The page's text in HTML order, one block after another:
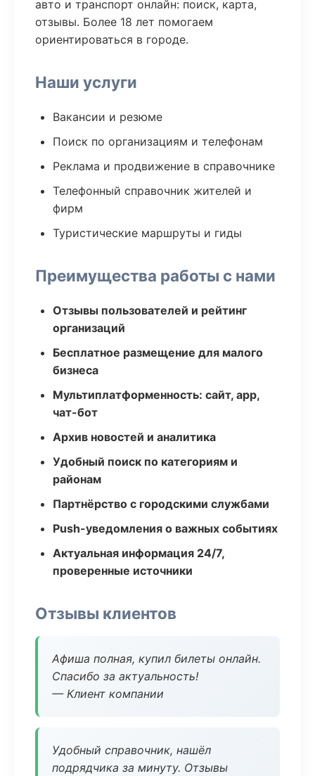
авто и транспорт онлайн: поиск, карта,
отзывы. Более 18 лет помогаем
ориентироваться в городе.
Наши услуги
Вакансии и резюме
Поиск по организациям и телефонам
Реклама и продвижение в справочнике
Телефонный справочник жителей и
фирм
Туристические маршруты и гиды
Преимущества работы с нами
Отзывы пользователей и рейтинг
организаций
Бесплатное размещение для малого
бизнеса
Мультиплатформенность: сайт, app,
чат-бот
Архив новостей и аналитика
Удобный поиск по категориям и
районам
Партнёрство с городскими службами
Push-уведомления о важных событиях
Актуальная информация 24/7,
проверенные источники
Отзывы клиентов
Афиша полная, купил билеты онлайн.
Спасибо за актуальность!
— Клиент компании
Удобный справочник, нашёл
подрядчика за минуту. Отзывы